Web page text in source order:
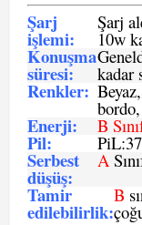
Şarj
işlemi:
Şarj
10w
Konuşma
süresi: kadar
Renkler:
Enerji: B
Pil:
Serbest
düşüş:
A
Tamir
edilebilirlik:
B